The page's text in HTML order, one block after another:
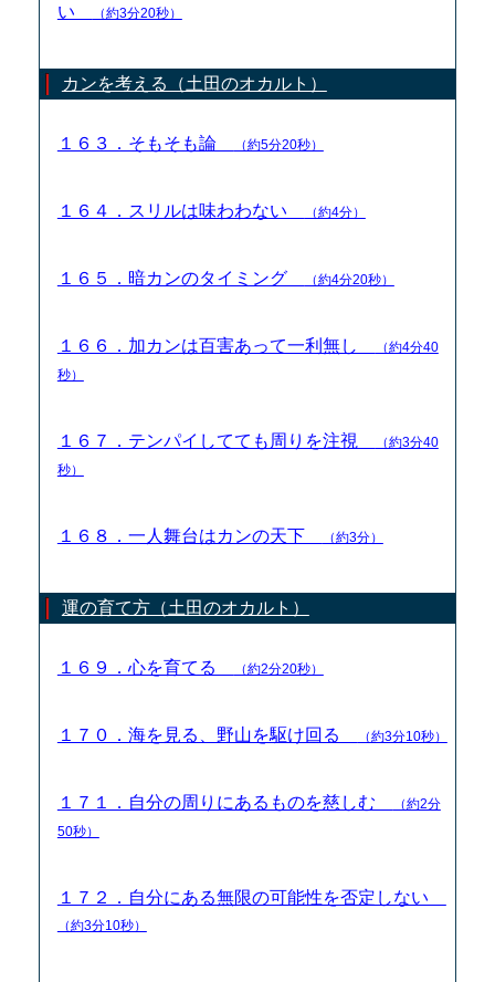
い
（約3分20秒）
カンを考える（土田のオカルト）
１６３．そもそも論 （約5分20秒）
１６４．スリルは味わわない （約4分）
１６５．暗カンのタイミング （約4分20秒）
１６６．加カンは百害あって一利無し
（約4分40
秒）
１６７．テンパイしてても周りを注視
（約3分40
秒）
１６８．一人舞台はカンの天下 （約3分）
運の育て方（土田のオカルト）
１６９．心を育てる （約2分20秒）
１７０．海を見る、野山を駆け回る （約3分10秒）
１７１．自分の周りにあるものを慈しむ
（約2分
50秒）
１７２．自分にある無限の可能性を否定しない
（約3分10秒）